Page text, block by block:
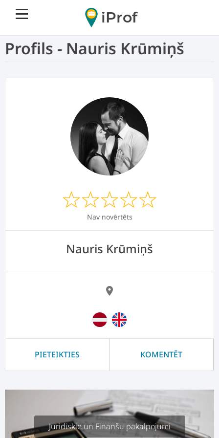
iProf
Profils - Nauris Krūmiņš
Nav novērtēts
Nauris Krūmiņš
location_on
PIETEIKTIES KOMENTĒT
Juridiskie un Finanšu pakalpojumi